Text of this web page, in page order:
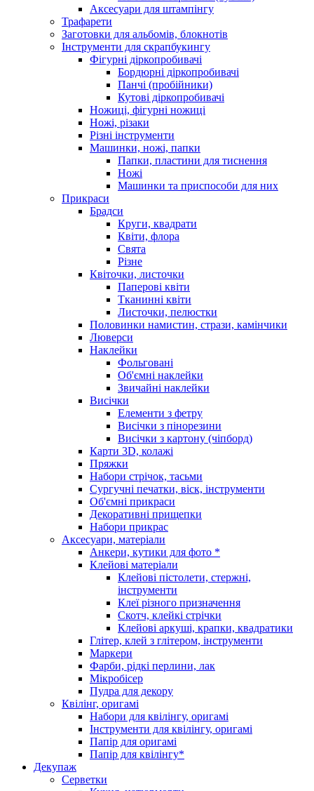
Аксесуари для штампінгу
Трафарети
Заготовки для альбомів, блокнотів
Інструменти для скрапбукингу
Фігурні діркопробивачі
Бордюрні діркопробивачі
Панчі (пробійники)
Кутові діркопробивачі
Ножиці, фігурні ножиці
Ножі, різаки
Різні інструменти
Машинки, ножі, папки
Папки, пластини для тиснення
Ножі
Машинки та приспособи для них
Прикраси
Брадси
Круги, квадрати
Квіти, флора
Свята
Різне
Квіточки, листочки
Паперові квіти
Тканинні квіти
Листочки, пелюстки
Половинки намистин, стрази, камінчики
Люверси
Наклейки
Фольговані
Об'ємні наклейки
Звичайні наклейки
Висічки
Елементи з фетру
Висічки з пінорезини
Висічки з картону (чіпборд)
Карти 3D, колажі
Пряжки
Набори стрічок, тасьми
Сургучні печатки, віск, інструменти
Об'ємні прикраси
Декоративні прищепки
Набори прикрас
Аксесуари, матеріали
Анкери, кутики для фото *
Клейові матеріали
Клейові пістолети, стержні,
інструменти
Клеї різного призначення
Скотч, клейкі стрічки
Клейові аркуші, крапки, квадратики
Глітер, клей з глітером, інструменти
Маркери
Фарби, рідкі перлини, лак
Мікробісер
Пудра для декору
Квілінг, оригамі
Набори для квілінгу, оригамі
Інструменти для квілінгу, оригамі
Папір для оригамі
Папір для квілінгу*
Декупаж
Серветки